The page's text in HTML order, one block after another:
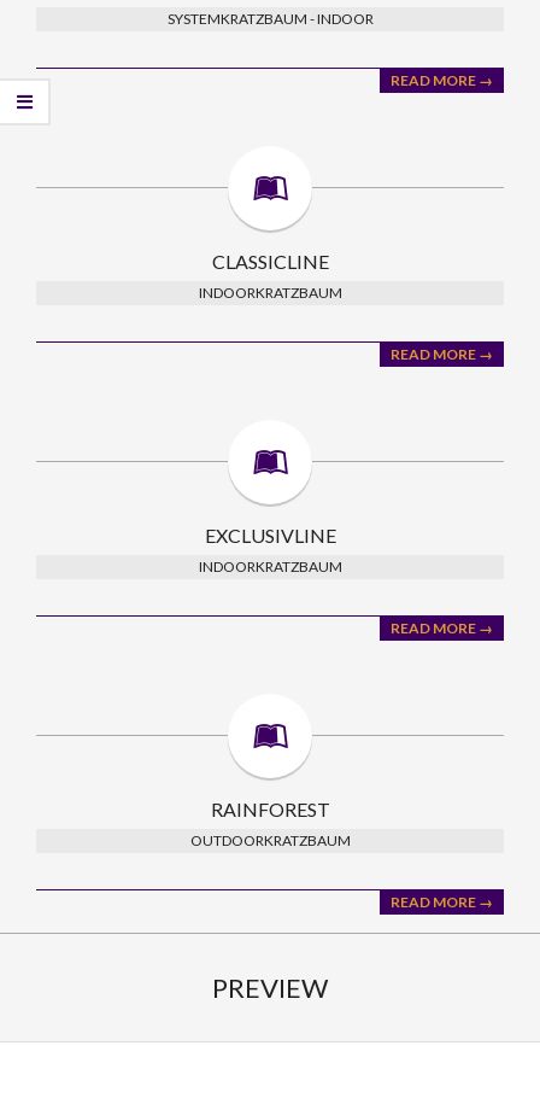
SYSTEMKRATZBAUM - INDOOR
READ MORE →
CLASSICLINE
INDOORKRATZBAUM
READ MORE →
EXCLUSIVLINE
INDOORKRATZBAUM
READ MORE →
RAINFOREST
OUTDOORKRATZBAUM
READ MORE →
PREVIEW